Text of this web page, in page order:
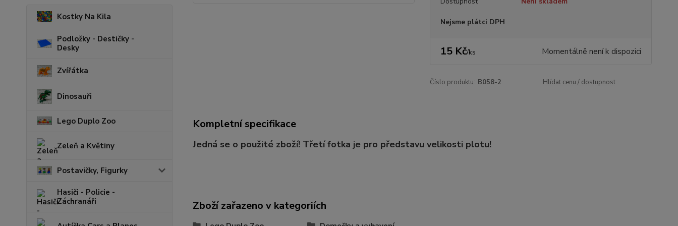
Kostky Na Kila
Podložky - Destičky -
Desky
Zvířátka
Dinosauři
Lego Duplo Zoo
Zeleň a Květiny
Postavičky, Figurky
Hasiči - Policie -
Záchranáři
Nejsme plátci DPH
15 Kč/ks Momentálně není k dispozici
Číslo produktu: B058-2 Hlídat cenu / dostupnost
Kompletní specifikace
Jedná se o použité zboží! Třetí fotka je pro představu velikosti plotu!
Zboží zařazeno v kategoriích